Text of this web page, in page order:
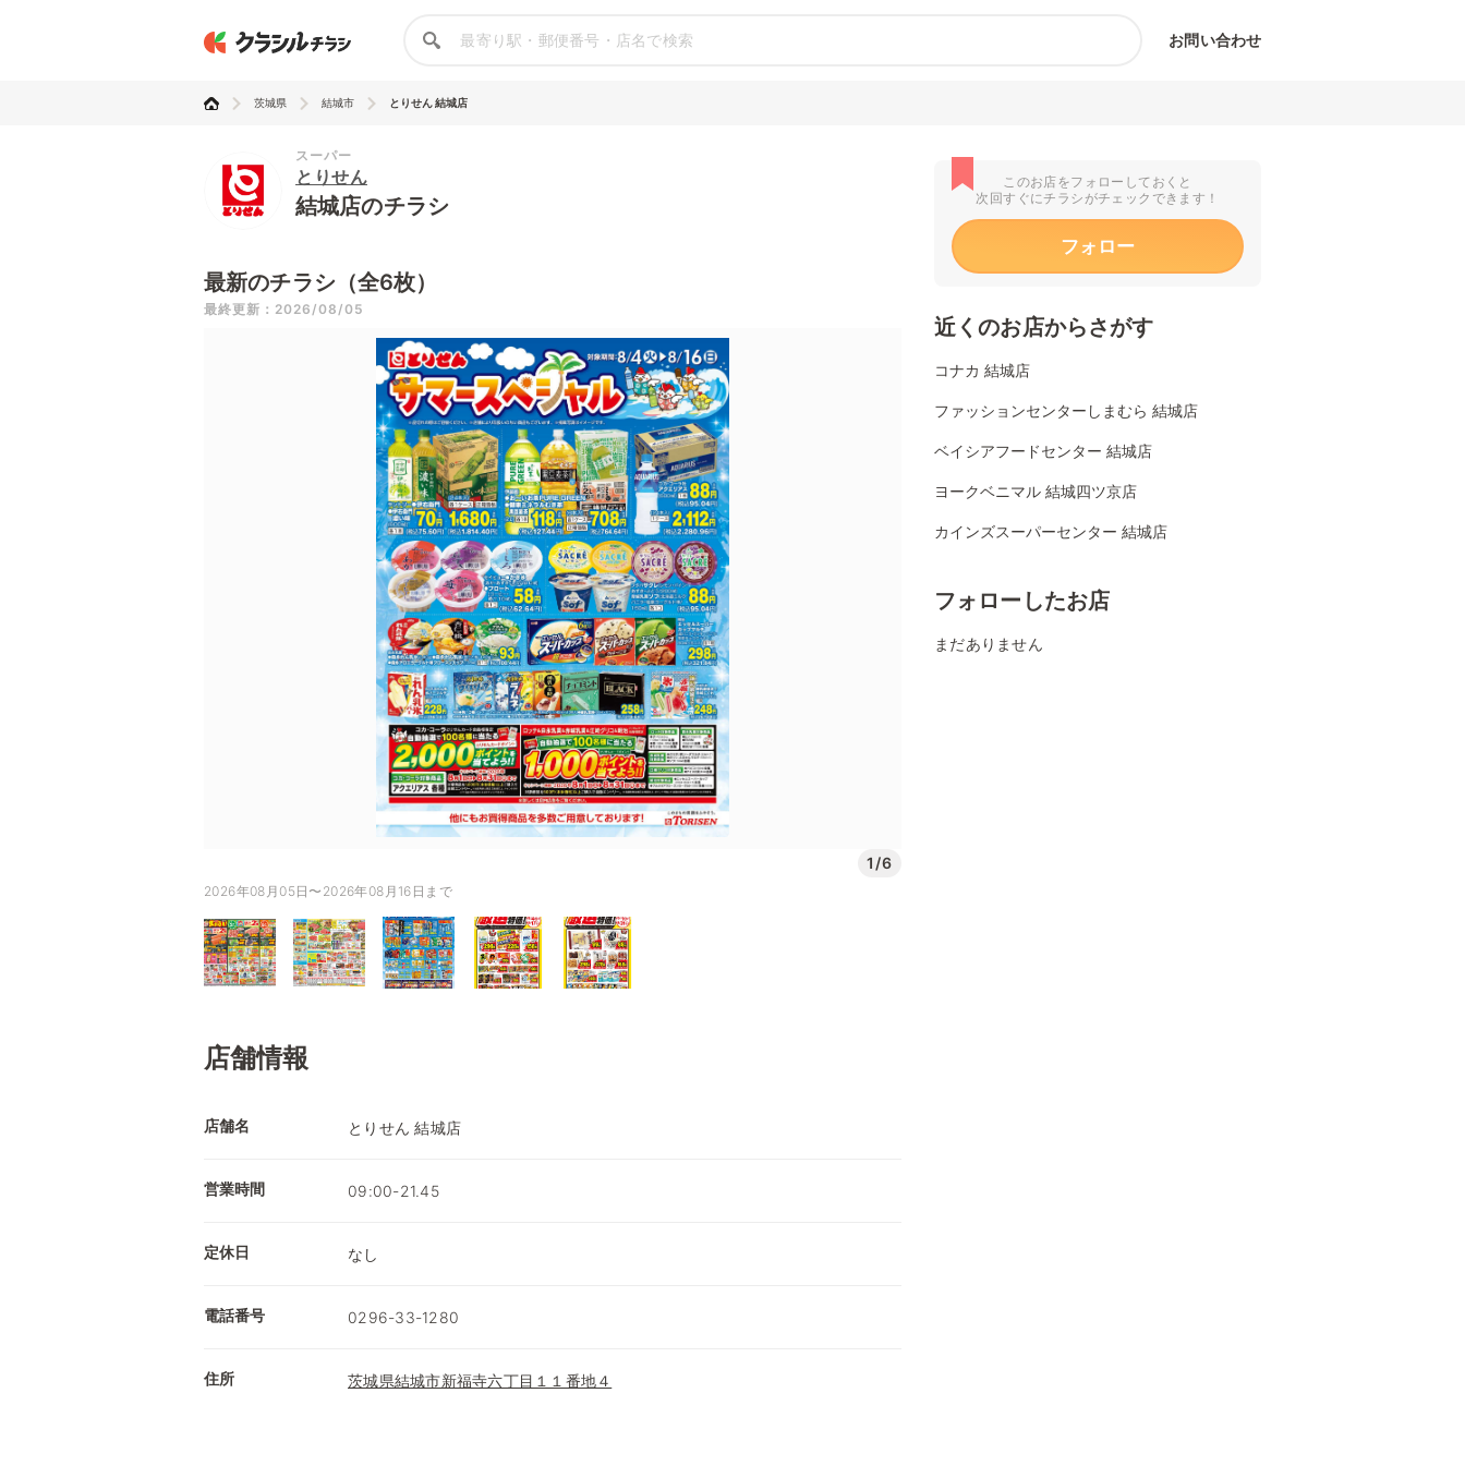
お問い合わせ
茨城県 結城市 とりせん 結城店
スーパー
とりせん
結城店のチラシ
最新のチラシ（全6枚）
最終更新：2026/08/05
1/6
2026年08月05日〜2026年08月16日まで
店舗情報
店舗名 とりせん 結城店
営業時間 09:00-21.45
定休日 なし
電話番号 0296-33-1280
住所 茨城県結城市新福寺六丁目１１番地４
このお店をフォローしておくと
次回すぐにチラシがチェックできます！
フォロー
近くのお店からさがす
コナカ 結城店
ファッションセンターしまむら 結城店
ベイシアフードセンター 結城店
ヨークベニマル 結城四ツ京店
カインズスーパーセンター 結城店
フォローしたお店
まだありません